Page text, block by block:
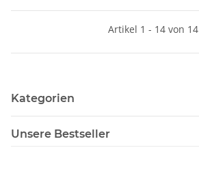
Artikel 1 - 14 von 14
Kategorien
Unsere Bestseller